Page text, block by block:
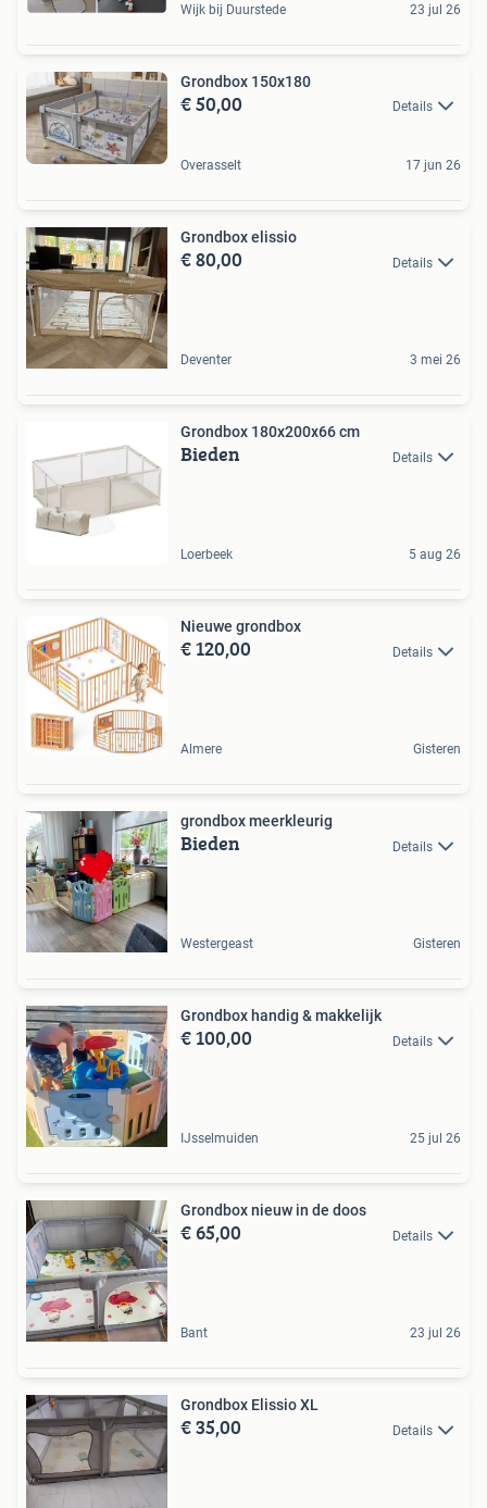
Wijk bij Duurstede 23 jul 26
Grondbox 150x180
€ 50,00 Details
Overasselt 17 jun 26
Grondbox elissio
€ 80,00 Details
Deventer 3 mei 26
Grondbox 180x200x66 cm
Bieden Details
Loerbeek 5 aug 26
Nieuwe grondbox
€ 120,00 Details
Almere Gisteren
grondbox meerkleurig
Bieden Details
Westergeast Gisteren
Grondbox handig & makkelijk
€ 100,00 Details
IJsselmuiden 25 jul 26
Grondbox nieuw in de doos
€ 65,00 Details
Bant 23 jul 26
Grondbox Elissio XL
€ 35,00 Details